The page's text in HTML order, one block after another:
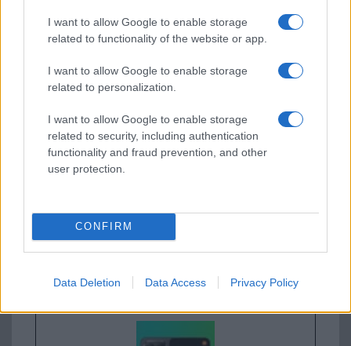
I want to allow Google to enable storage
related to functionality of the website or app.
I want to allow Google to enable storage
related to personalization.
I want to allow Google to enable storage
related to security, including authentication
functionality and fraud prevention, and other
user protection.
CONFIRM
Data Deletion Data Access Privacy Policy
Xiaomi 15
Euro Gsm